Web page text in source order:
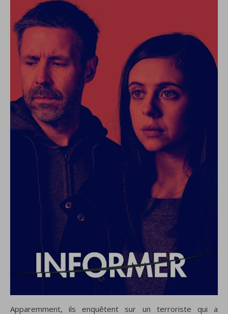
Apparemment, ils enquêtent sur un terroriste qui a